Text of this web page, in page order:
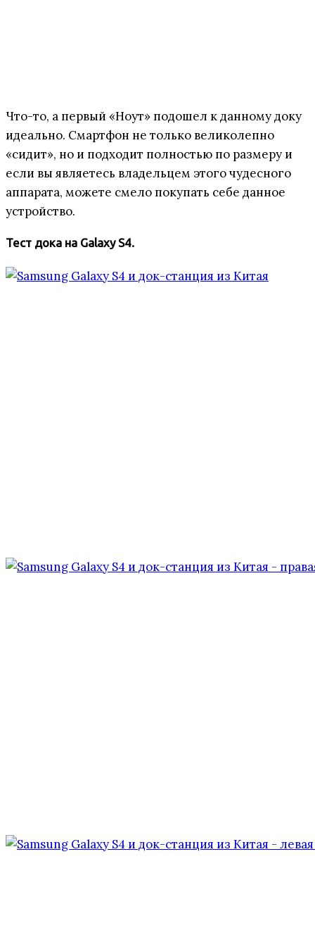
Что-то, а первый «Ноут» подошел к данному доку
идеально. Смартфон не только великолепно
«сидит», но и подходит полностью по размеру и
если вы являетесь владельцем этого чудесного
аппарата, можете смело покупать себе данное
устройство.
Тест дока на Galaxy S4.